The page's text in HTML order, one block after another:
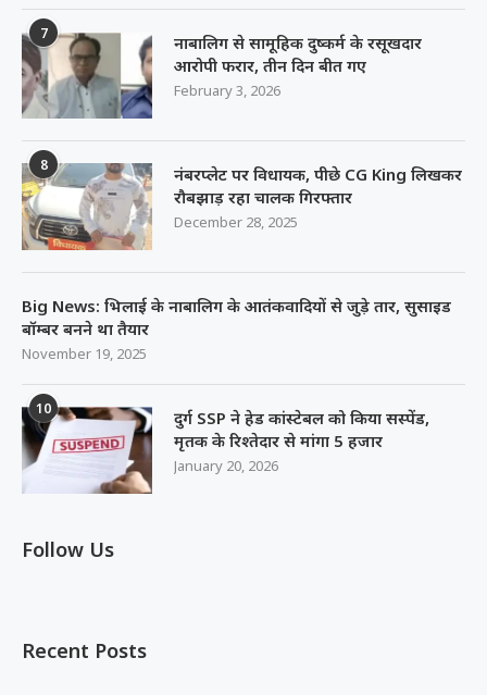
7
नाबालिग से सामूहिक दुष्कर्म के रसूखदार
आरोपी फरार, तीन दिन बीत गए
February 3, 2026
8
नंबरप्लेट पर विधायक, पीछे CG King लिखकर
रौबझाड़ रहा चालक गिरफ्तार
December 28, 2025
Big News: भिलाई के नाबालिग के आतंकवादियों से जुड़े तार, सुसाइड
बॉम्बर बनने था तैयार
November 19, 2025
10
दुर्ग SSP ने हेड कांस्टेबल को किया सस्पेंड,
मृतक के रिश्तेदार से मांगा 5 हजार
January 20, 2026
Follow Us
Recent Posts